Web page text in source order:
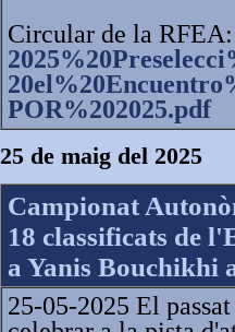
Circular de la
POR%202025.pdf
25 de maig del 2025
Campionat
18 classificats de
a Yanis Bouchikhi
25-05-2025 El